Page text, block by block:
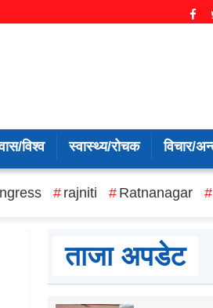
विश्व स्वास्थ्य/रोचक विचार/
rajniti Ratnanagar
ताजा अपडेट